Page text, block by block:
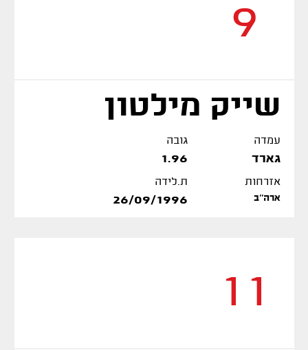
9
שייק מילטון
עמדה
גארד
גובה
1.96
אזרחות
ארה''ב
ת.לידה
26/09/1996
11